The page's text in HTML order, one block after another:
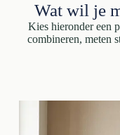
Wat wil je
Kies hieronder een
combineren, meten